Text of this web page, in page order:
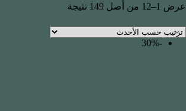
عرض 1–12 من أصل 149 نتيجة
-30%